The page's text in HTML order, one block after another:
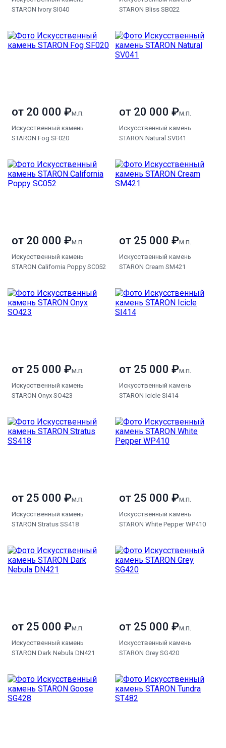
STARON Ivory SI040
STARON Bliss SB022
от 20 000 ₽м.п.
Искусственный камень
STARON Fog SF020
от 20 000 ₽м.п.
Искусственный камень
STARON Natural SV041
от 20 000 ₽м.п.
Искусственный камень
STARON California Poppy SC052
от 25 000 ₽м.п.
Искусственный камень
STARON Cream SM421
от 25 000 ₽м.п.
Искусственный камень
STARON Onyx SO423
от 25 000 ₽м.п.
Искусственный камень
STARON Icicle SI414
от 25 000 ₽м.п.
Искусственный камень
STARON Stratus SS418
от 25 000 ₽м.п.
Искусственный камень
STARON White Pepper WP410
от 25 000 ₽м.п.
Искусственный камень
STARON Dark Nebula DN421
от 25 000 ₽м.п.
Искусственный камень
STARON Grey SG420